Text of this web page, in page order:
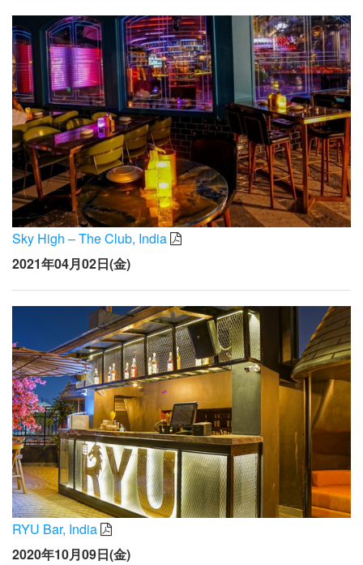
Sky High – The Club, India
2021年04月02日(金)
RYU Bar, India
2020年10月09日(金)